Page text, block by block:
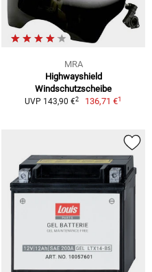
MRA
Highwayshield
Windschutzscheibe
UVP 143,90 €2 136,71 €1